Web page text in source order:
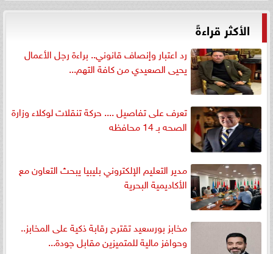
الأكثر قراءةً
رد اعتبار وإنصاف قانوني.. براءة رجل الأعمال
يحيى الصعيدي من كافة التهم...
تعرف على تفاصيل .... حركة تنقلات لوكلاء وزارة
الصحه بـ 14 محافظه
مدير التعليم الإلكتروني بليبيا يبحث التعاون مع
الأكاديمية البحرية
مخابز بورسعيد تقترح رقابة ذكية على المخابز..
وحوافز مالية للمتميزين مقابل جودة...